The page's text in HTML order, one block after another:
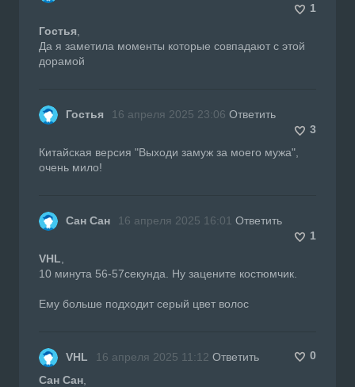
1
Гостья
Да я заметила моменты которые совпадают с этой
дорамой
Гостья 16 апреля 2025 23:06 Ответить
3
Китайская версия "Выходи замуж за моего мужа",
очень мило!
Сан Сан 16 апреля 2025 16:01 Ответить
1
VHL
10 минута 56-57секунда. Ну зацените костюмчик.
Ему больше подходит серый цвет волос
VHL 16 апреля 2025 11:12 Ответить
0
Сан Сан